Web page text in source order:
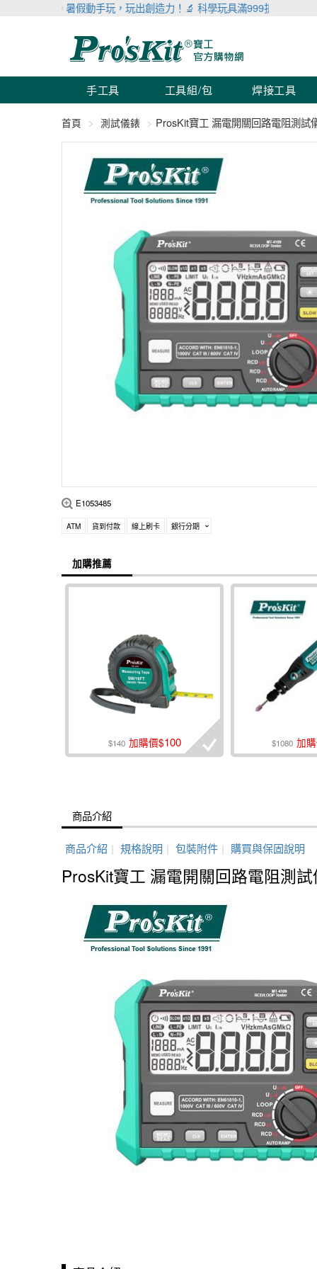
🌞 暑假動手玩，玩出創造力！🔬 科學玩具滿999折100 🛠 工具儀
手工具 工具組/包 焊接工具
首頁 測試儀錶 ProsKit寶工 漏電開關回路電阻測試
E1053485
ATM 貨到付款 線上刷卡 銀行分期
加購推薦
$140 加購價$100 $1080 加
商品介紹
商品介紹 | 規格說明 | 包裝附件 | 購買與保固說明
ProsKit寶工 漏電開關回路電阻測